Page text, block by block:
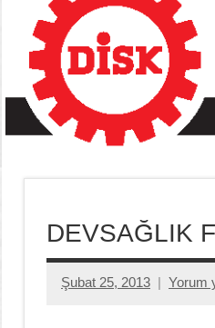
DEVSAĞLIK
Şubat 25, 2013
Aksu
Yorum